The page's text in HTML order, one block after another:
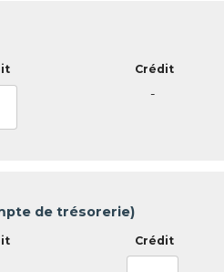
-
de trésorerie)